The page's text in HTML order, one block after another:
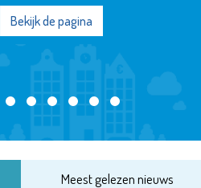
Bekijk de pagina
Meest gelezen nieuws